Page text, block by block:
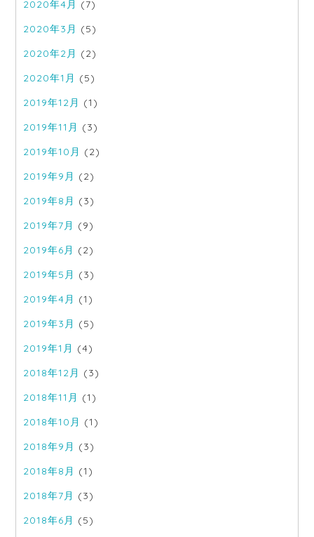
2020年4月 (7)
2020年3月 (5)
2020年2月 (2)
2020年1月 (5)
2019年12月 (1)
2019年11月 (3)
2019年10月 (2)
2019年9月 (2)
2019年8月 (3)
2019年7月 (9)
2019年6月 (2)
2019年5月 (3)
2019年4月 (1)
2019年3月 (5)
2019年1月 (4)
2018年12月 (3)
2018年11月 (1)
2018年10月 (1)
2018年9月 (3)
2018年8月 (1)
2018年7月 (3)
2018年6月 (5)